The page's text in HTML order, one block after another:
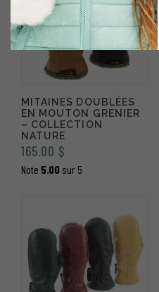
MITAINES DOUBLÉES
EN MOUTON GRENIER
– COLLECTION
NATURE
165.00 $
Note 5.00 sur 5